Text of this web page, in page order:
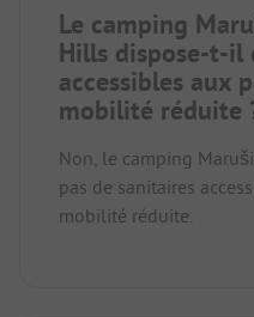
Le camping
Hills dispose-t-il
accessibles aux
mobilité réduite
Non, le camping
pas de sanitaires
mobilité réduite.